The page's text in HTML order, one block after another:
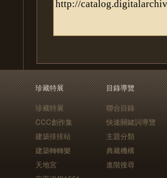
珍藏特展
珍藏特展
CCC創作集
建築排排站
建築轉轉樂
天地宮
目錄導覽
聯合目錄
快速關鍵詞導覽
主題分類
典藏機構
進階搜尋